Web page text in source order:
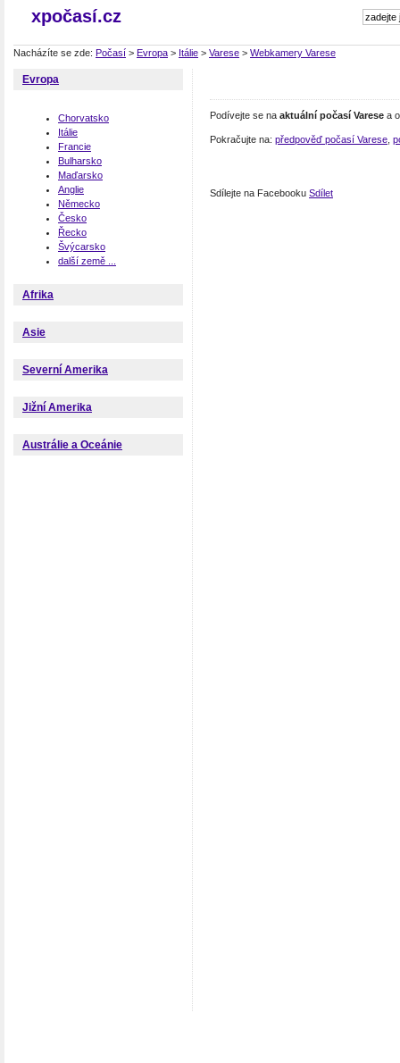
xpočasí.cz
Nacházíte se zde: Počasí > Evropa > Itálie > Varese > Webkamery Varese
Evropa
Chorvatsko
Itálie
Francie
Bulharsko
Maďarsko
Anglie
Německo
Česko
Řecko
Švýcarsko
další země ...
Afrika
Asie
Severní Amerika
Jižní Amerika
Austrálie a Oceánie
Podívejte se na aktuální počasí Varese a
Pokračujte na: předpověď počasí Varese
Sdílejte na Facebooku Sdílet